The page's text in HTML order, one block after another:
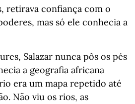
retirava confiança com o
mas só ele conhecia a
Salazar nunca pôs os pés
a geografia africana
era um mapa repetido até
Não viu os rios, as